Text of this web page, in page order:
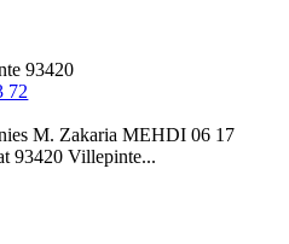
93420
72
M. Zakaria MEHDI 06 17
93420 Villepinte...